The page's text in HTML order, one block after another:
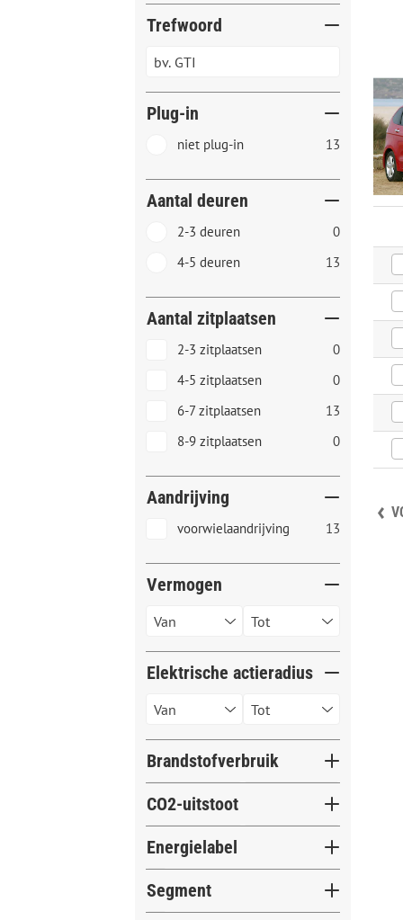
Trefwoord
Plug-in
niet plug-in 13
Aantal deuren
2-3 deuren
0
4-5 deuren
13
Aantal zitplaatsen
2-3 zitplaatsen
0
4-5 zitplaatsen
0
6-7 zitplaatsen
13
8-9 zitplaatsen
0
Aandrijving
voorwielaandrijving 13
Vermogen
Elektrische actieradius
Brandstofverbruik
CO2-uitstoot
Energielabel
Segment